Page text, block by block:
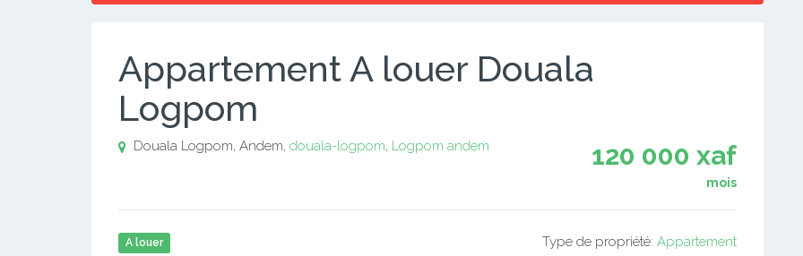
Appartement A louer Douala
Logpom
120 000 xaf
mois
Douala Logpom, Andem, douala-logpom, Logpom andem
A louer Type de propriété: Appartement